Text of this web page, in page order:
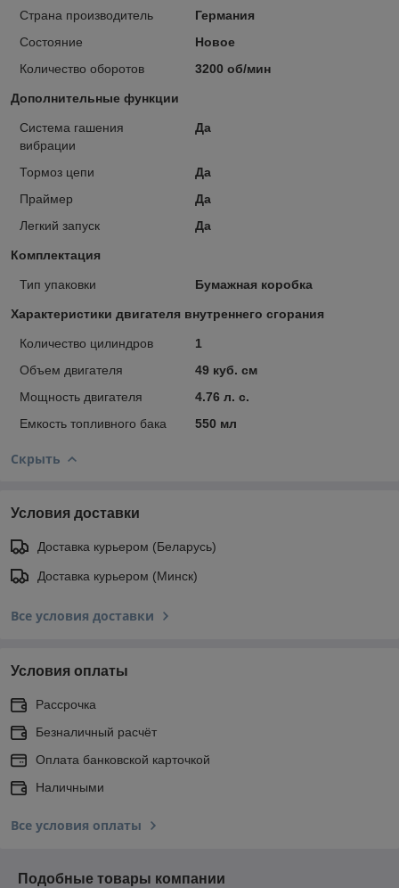
Страна производитель
Германия
Состояние
Новое
Количество оборотов
3200 об/мин
Дополнительные функции
Система гашения
вибрации
Да
Тормоз цепи
Да
Праймер
Да
Легкий запуск
Да
Комплектация
Тип упаковки Бумажная коробка
Характеристики двигателя внутреннего сгорания
Количество цилиндров
1
Объем двигателя
49 куб. см
Мощность двигателя
4.76 л. с.
Емкость топливного бака
550 мл
Скрыть
Условия доставки
Доставка курьером (Беларусь)
Доставка курьером (Минск)
Все условия доставки
Условия оплаты
Рассрочка
Безналичный расчёт
Оплата банковской карточкой
Наличными
Все условия оплаты
Подобные товары компании